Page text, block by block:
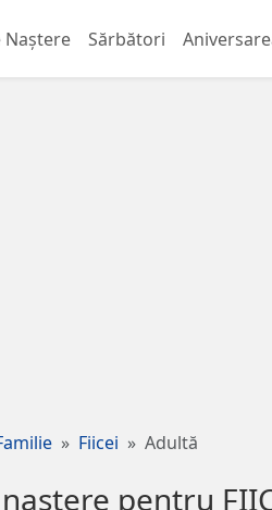
Naștere Sărbători
Fiicei Adultă
pentru